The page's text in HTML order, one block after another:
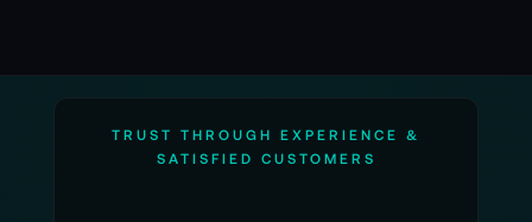
TRUST THROUGH EXPERIENCE &
SATISFIED CUSTOMERS